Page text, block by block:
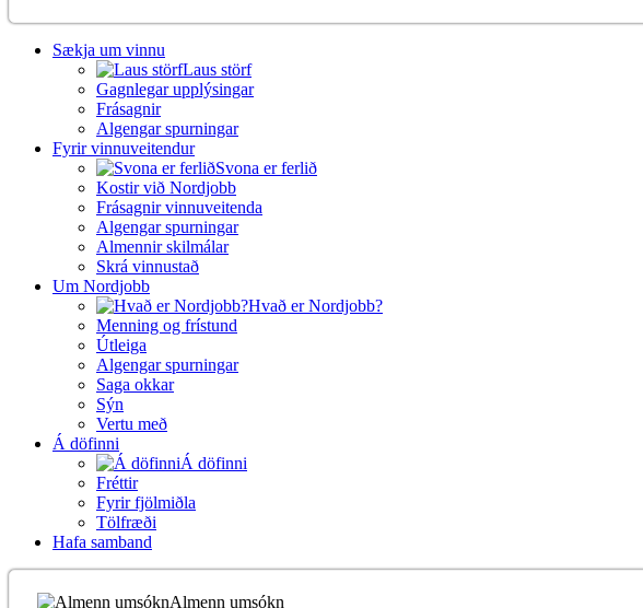
Sækja um vinnu
Laus störf
Gagnlegar upplýsingar
Frásagnir
Algengar spurningar
Fyrir vinnuveitendur
Svona er ferlið
Kostir við Nordjobb
Frásagnir vinnuveitenda
Algengar spurningar
Almennir skilmálar
Skrá vinnustað
Um Nordjobb
Hvað er Nordjobb?
Menning og frístund
Útleiga
Algengar spurningar
Saga okkar
Sýn
Vertu með
Á döfinni
Á döfinni
Fréttir
Fyrir fjölmiðla
Tölfræði
Hafa samband
Almenn umsókn